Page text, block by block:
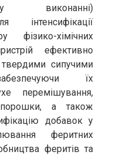
виконанні)
інтенсифікації
фізико-хімічних
ефективно
сипучими
їх
перемішування,
а також
добавок у
феритних
феритів та